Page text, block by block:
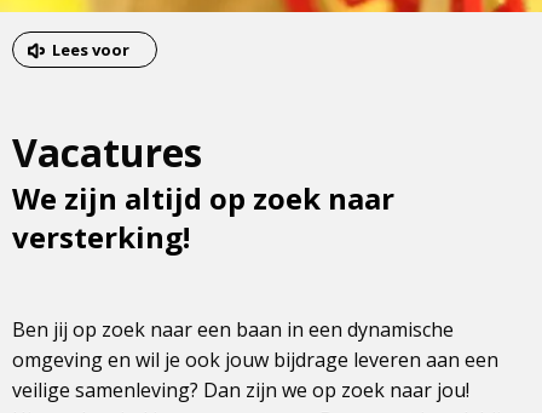
Lees voor
Vacatures
We zijn altijd op zoek naar
versterking!
Ben jij op zoek naar een baan in een dynamische
omgeving en wil je ook jouw bijdrage leveren aan een
veilige samenleving? Dan zijn we op zoek naar jou!